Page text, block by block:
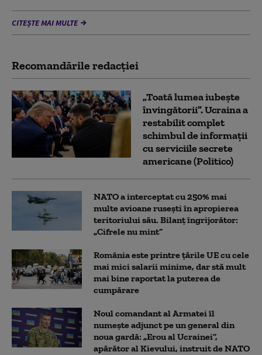
CITEȘTE MAI MULTE
Recomandările redacţiei
„Toată lumea iubește
învingătorii”. Ucraina a
restabilit complet
schimbul de informații
cu serviciile secrete
americane (Politico)
NATO a interceptat cu 250% mai
multe avioane rusești în apropierea
teritoriului său. Bilanț îngrijorător:
„Cifrele nu mint”
România este printre țările UE cu cele
mai mici salarii minime, dar stă mult
mai bine raportat la puterea de
cumpărare
Noul comandant al Armatei îl
numește adjunct pe un general din
noua gardă: „Erou al Ucrainei”,
apărător al Kievului, instruit de NATO